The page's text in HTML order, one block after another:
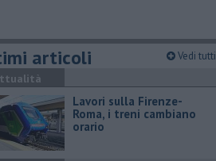
articoli Vedi tutti
Lavori sulla Firenze-
Roma, i treni cambiano
orario